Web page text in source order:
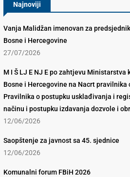
Najnoviji
Vanja Malidžan imenovan za
Bosne i Hercegovine
27/07/2026
M I Š LJ E NJ E po zahtjevu
Bosne i Hercegovine na Nacrt pravilnika
Pravilnika o postupku usklađivanja i
načinu i postupku izdavanja dozvole i
12/06/2026
Saopštenje za javnost sa 45. sjednice
12/06/2026
Komunalni forum FBiH 2026